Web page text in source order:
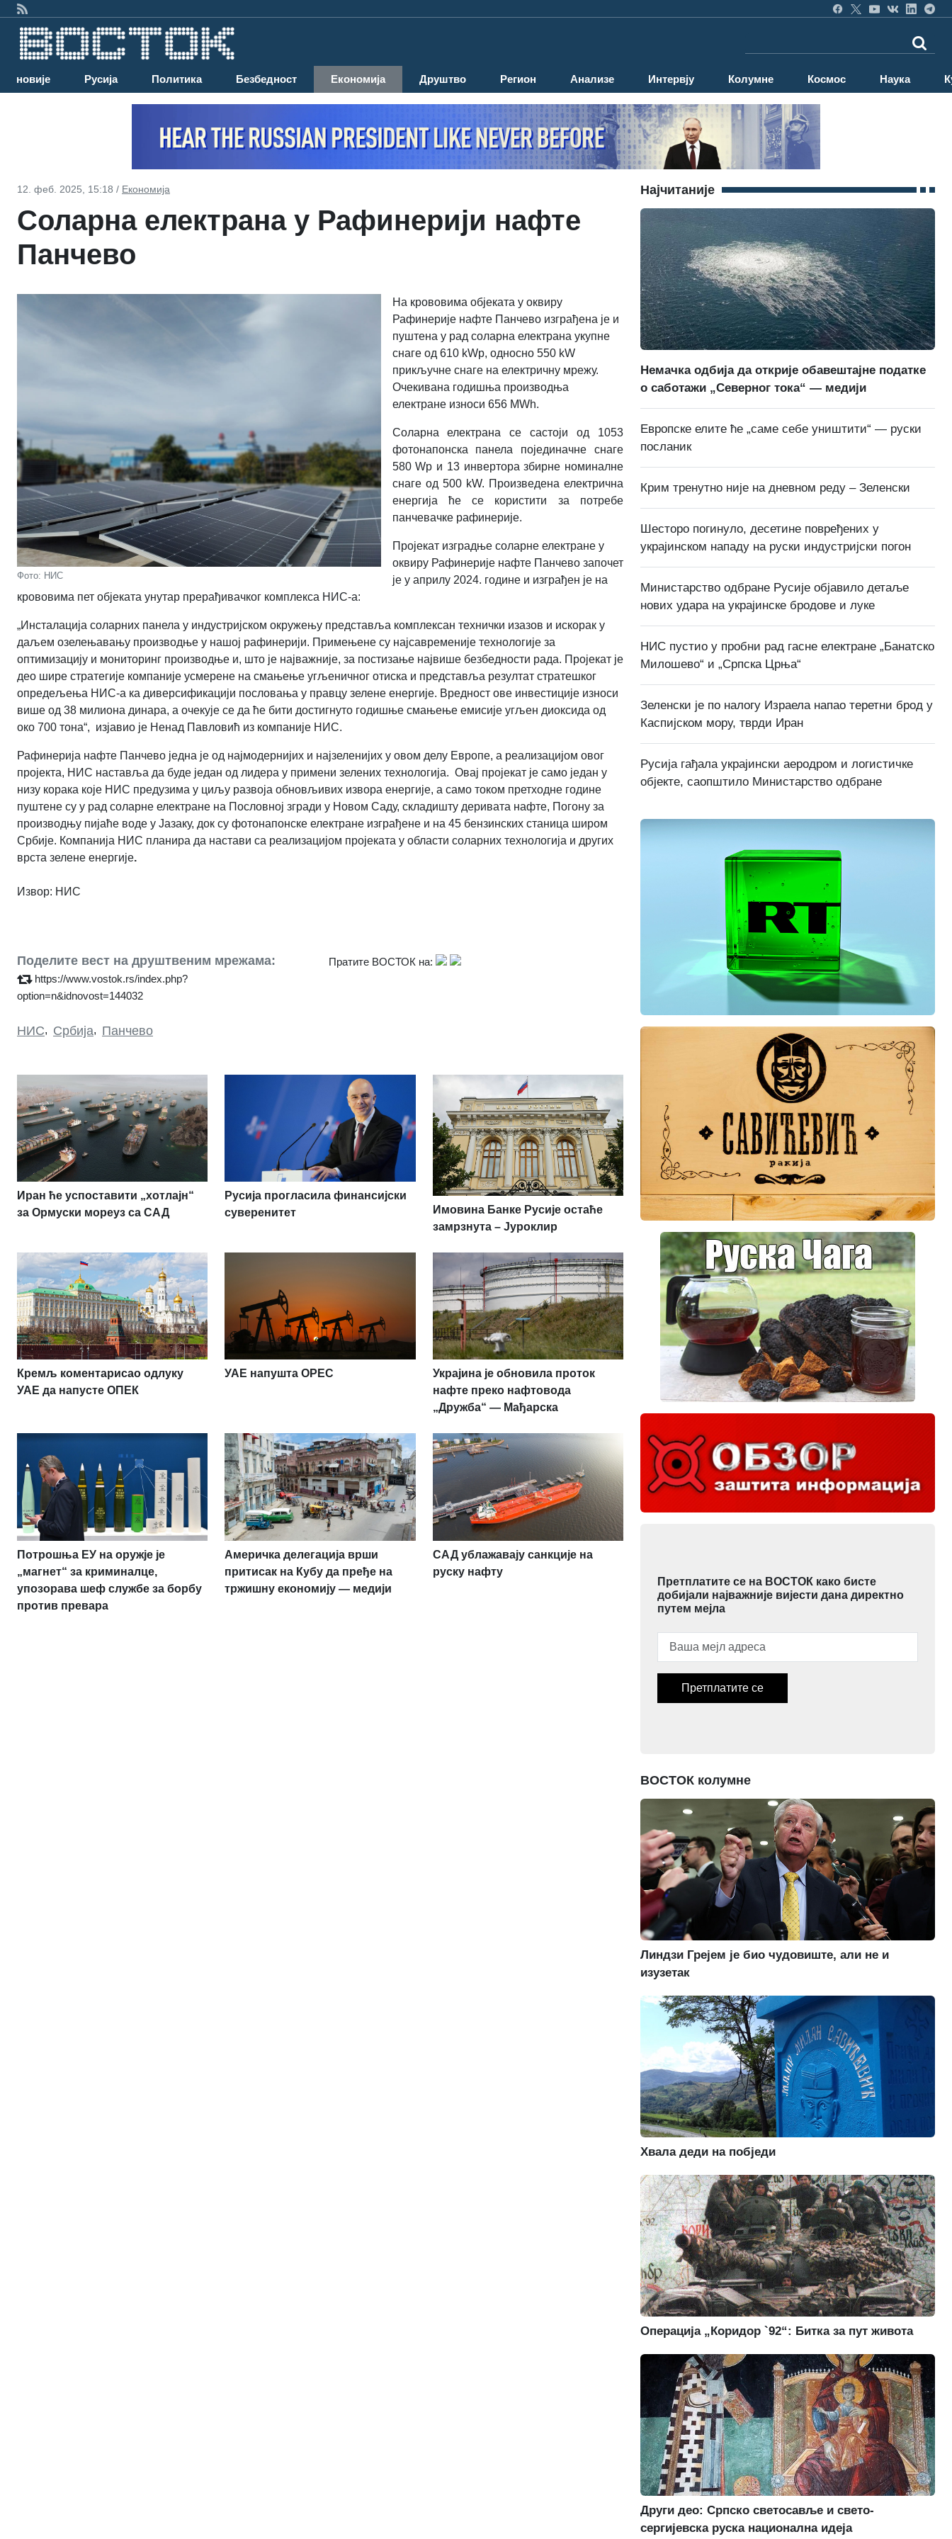
Најновије Русија Политика Безбедност Економија Друштво Регион Анализе Интервју Колумне Космос Наука
12. феб. 2025, 15:18 / Економија
Соларна електрана у Рафинерији нафте
Панчево
Фото: НИС
На крововима објеката у оквиру
Рафинерије нафте Панчево изграђена је и
пуштена у рад соларна електрана укупне
снаге од 610 kWp, односно 550 kW
прикључне снаге на електричну мрежу.
Очекивана годишња производња
електране износи 656 МWh.
Соларна електрана се састоји од 1053
фотонапонска панела појединачне снаге
580 Wp и 13 инвертора збирне номиналне
снаге од 500 kW. П роизведена електрична
енергија ће се користити за потребе
панчевачке рафинерије.
Пројекат изградње соларне електране у
оквиру Рафинерије нафте Панчево започет
је у априлу 2024. године и изграђен је на
крововима пет објеката унутар прерађивачког комплекса НИС-а:
„Инсталација соларних панела у индустријском окружењу представља комплексан технички изазов и искорак у
даљем озелењавању производње у нашој рафинерији. Примењене су најсавременије технологије за
оптимизацију и мониторинг производње и, што је најважније, за постизање највише безбедности рада. Пројекат је
део шире стратегије компаније усмерене на смањење угљеничног отиска и представља резултат стратешког
опредељења НИС-а ка диверсификацији пословања у правцу зелене енергије. Вредност ове инвестиције износи
више од 38 милиона динара, a очекује се да ће бити достигнуто годишње смањење емисије угљен диоксида од
око 700 тона“, изјавио је Ненад Павловић из компаније НИС.
Рафинерија нафте Панчево једна је од најмодернијих и најзеленијих у овом делу Европе, а реализацијом овог
пројекта, НИС наставља да буде један од лидера у примени зелених технологија. Овај пројекат је само један у
низу корака које НИС предузима у циљу развоја обновљивих извора енергије, а само током претходне године
пуштене су у рад соларне електране на Пословној згради у Новом Саду, складишту деривата нафте, Погону за
производњу пијаће воде у Јазаку, док су фотонапонске електране изграђене и на 45 бензинских станица широм
Србије. Компанија НИС планира да настави са реализацијом пројеката у области соларних технологија и других
врста зелене енергије.
Извор: НИС
Поделите вест на друштвеним мрежама:
https://www.vostok.rs/index.php?
option=n&idnovost=144032
Пратите ВОСТОК на:
НИС, Србија, Панчево
Иран ће успоставити „хотлајн“
за Ормуски мореуз са САД
Русија прогласила финансијски
суверенитет
Имовина Банке Русије остаће
замрзнута – Јуроклир
Кремљ коментарисао одлуку
УАЕ да напусте ОПЕК
УАЕ напушта OPEC
Украјина је обновила проток
нафте преко нафтовода
„Дружба“ — Мађарска
Потрошња ЕУ на оружје је
„магнет“ за криминалце,
упозорава шеф службе за борбу
против превара
Америчка делегација врши
притисак на Кубу да пређе на
тржишну економију — медији
САД ублажавају санкције на
руску нафту
Најчитаније
Немачка одбија да открије обавештајне податке
о саботажи „Северног тока“ — медији
Европске елите ће „саме себе уништити“ — руски
посланик
Крим тренутно није на дневном реду – Зеленски
Шесторо погинуло, десетине повређених у
украјинском нападу на руски индустријски погон
Министарство одбране Русије објавило детаље
нових удара на украјинске бродове и луке
НИС пустио у пробни рад гасне електране „Банатско
Милошево“ и „Српска Црња“
Зеленски је по налогу Израела напао теретни брод у
Каспијском мору, тврди Иран
Русија гађала украјински аеродром и логистичке
објекте, саопштило Министарство одбране
Претплатите се на ВОСТОК како бисте
добијали најважније вијести дана директно
путем мејла
Претплатите се
ВОСТОК колумне
Линдзи Грејем је био чудовиште, али не и
изузетак
Хвала деди на побједи
Операција „Коридор `92“: Битка за пут живота
Други део: Српско светосавље и свето-
сергијевска руска национална идеја